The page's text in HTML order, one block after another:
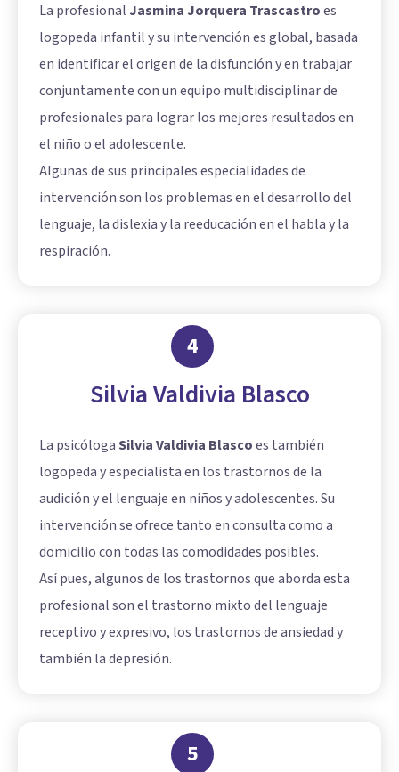
La profesional Jasmina Jorquera Trascastroes
logopeda infantil y su intervención es global, basada
en identificar el origen de la disfunción y en trabajar
conjuntamente con un equipo multidisciplinar de
profesionales para lograr los mejores resultados en
el niño o el adolescente.
Algunas de sus principales especialidades de
intervención son los problemas en el desarrollo del
lenguaje, la dislexia y la reeducación en el habla y la
respiración.
4
Silvia Valdivia Blasco
La psicólogaSilvia Valdivia Blascoes también
logopeda y especialista en los trastornos de la
audición y el lenguaje en niños y adolescentes. Su
intervención se ofrece tanto en consulta como a
domicilio con todas las comodidades posibles.
Así pues, algunos de los trastornos que aborda esta
profesional son el trastorno mixto del lenguaje
receptivo y expresivo, los trastornos de ansiedad y
también la depresión.
5